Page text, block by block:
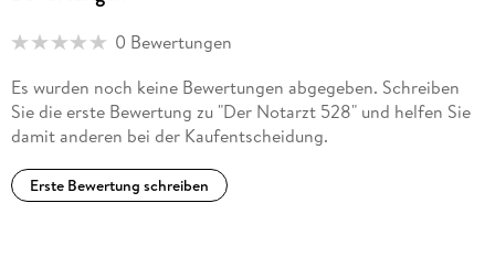
0 Bewertungen
Es wurden noch keine Bewertungen abgegeben. Schreiben
Sie die erste Bewertung zu "Der Notarzt 528" und helfen Sie
damit anderen bei der Kaufentscheidung.
Erste Bewertung schreiben